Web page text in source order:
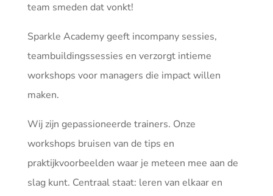
team smeden dat vonkt!
Sparkle Academy geeft incompany sessies,
teambuildingssessies en verzorgt intieme
workshops voor managers die impact willen
maken.
Wij zijn gepassioneerde trainers. Onze
workshops bruisen van de tips en
praktijkvoorbeelden waar je meteen mee aan de
slag kunt. Centraal staat: leren van elkaar en